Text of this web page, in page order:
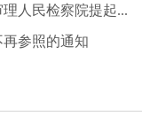
人民检察院提起...
参照的通知